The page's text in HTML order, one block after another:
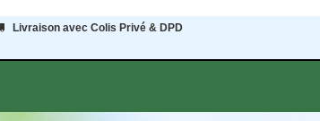
Livraison avec Colis Privé & DPD